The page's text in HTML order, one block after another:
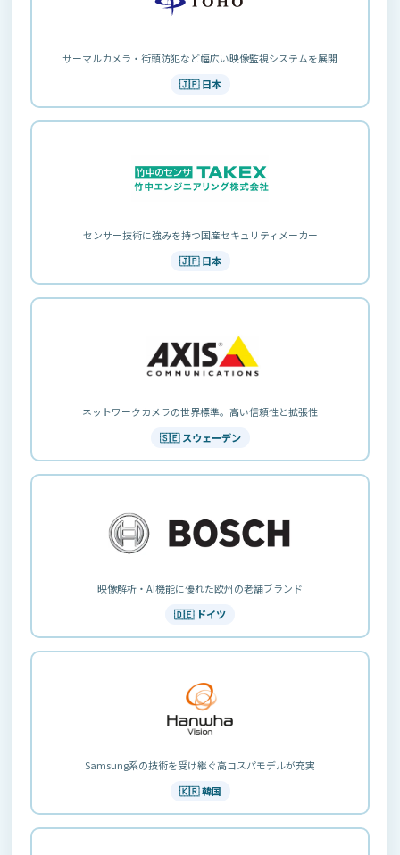
サーマルカメラ・街頭防犯など幅広い映像監視システムを展開
🇯🇵 日本
センサー技術に強みを持つ国産セキュリティメーカー
🇯🇵 日本
ネットワークカメラの世界標準。高い信頼性と拡張性
🇸🇪 スウェーデン
映像解析・AI機能に優れた欧州の老舗ブランド
🇩🇪 ドイツ
Samsung系の技術を受け継ぐ高コスパモデルが充実
🇰🇷 韓国